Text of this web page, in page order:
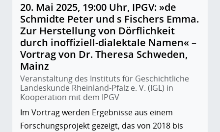
20. Mai 2025, 19:00 Uhr, IPGV: »de
Schmidte Peter und s Fischers Emma.
Zur Herstellung von Dörflichkeit
durch inoffiziell-dialektale Namen« –
Vortrag von Dr. Theresa Schweden,
Mainz
Veranstaltung des Instituts für Geschichtliche
Landeskunde Rheinland-Pfalz e. V. (IGL) in
Kooperation mit dem IPGV
Im Vortrag werden Ergebnisse aus einem
Forschungsprojekt gezeigt, das von 2018 bis